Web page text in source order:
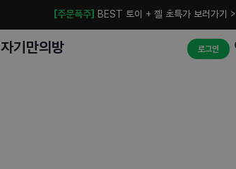
[주문폭주] BEST 토이 + 젤 초특가 보러가기 >
자기만의방 로그인